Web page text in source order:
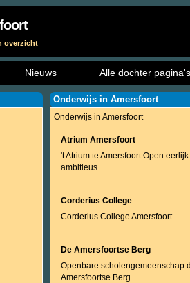
overzicht
Nieuws Alle dochter pagina's
Onderwijs in Amersfoort
Onderwijs in Amersfoort
Atrium Amersfoort
't Atrium te Amersfoort Open
ambitieus
Corderius College
Corderius College Amersfoort
De Amersfoortse Berg
Openbare scholengemeenschap
Amersfoortse Berg.